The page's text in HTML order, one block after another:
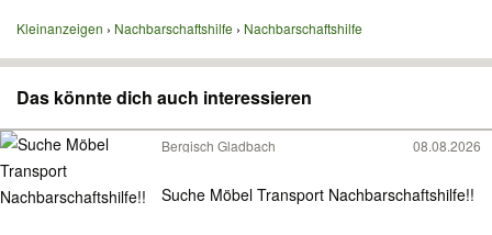
Kleinanzeigen Nachbarschaftshilfe Nachbarschaftshilfe
Das könnte dich auch interessieren
Bergisch Gladbach 08.08.2026
Suche Möbel Transport Nachbarschaftshilfe!!